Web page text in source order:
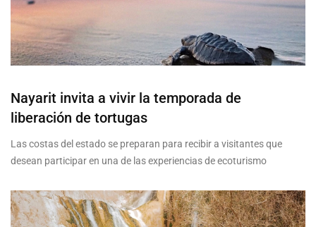
Nayarit invita a vivir la temporada de
liberación de tortugas
Las costas del estado se preparan para recibir a visitantes que
desean participar en una de las experiencias de ecoturismo